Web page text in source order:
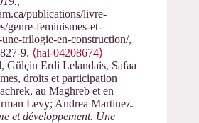
publications/livre-
genre-feminismes-et-
trilogie-en-construction/,
9. ⟨hal-04208674⟩
Gülçin Erdi Lelandais, Safaa
droits et participation
au Maghreb et en
Levy; Andrea Martinez.
et développement. Une